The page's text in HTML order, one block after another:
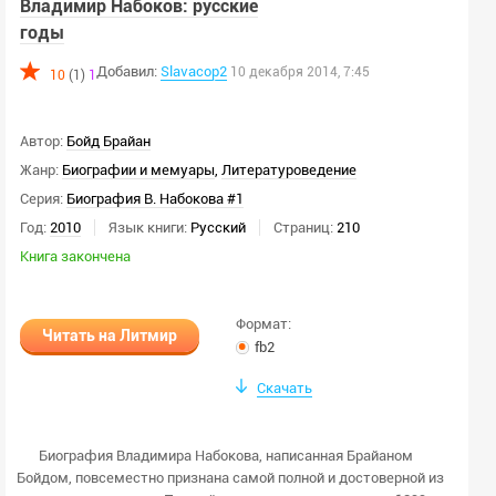
г.
html
txt
rtf
odt
doc
m4b
ogg
Владимир Набоков: русские
годы
10 (1) 1Добавил: Slavacop2 10 декабря 2014, 7:45
Автор: Бойд Брайан
Жанр: Биографии и мемуары Литературоведение
Серия: Биография В. Набокова #1
Год: 2010 Язык книги: Русский Страниц: 210
Книга закончена
Читать на Литмир
Формат:
fb2
Скачать
Биография Владимира Набокова, написанная Брайаном
Бойдом, повсеместно признана самой полной и достоверной из